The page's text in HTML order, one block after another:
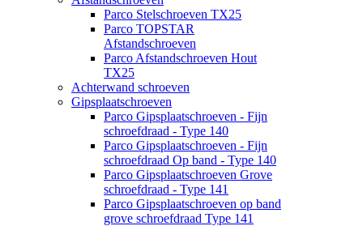
Parco Stelschroeven TX25
Parco TOPSTAR
Afstandschroeven
Parco Afstandschroeven Hout
TX25
Achterwand schroeven
Gipsplaatschroeven
Parco Gipsplaatschroeven - Fijn
schroefdraad - Type 140
Parco Gipsplaatschroeven - Fijn
schroefdraad Op band - Type 140
Parco Gipsplaatschroeven Grove
schroefdraad - Type 141
Parco Gipsplaatschroeven op band
grove schroefdraad Type 141